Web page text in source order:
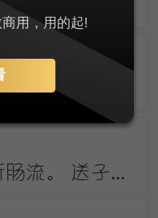
用，用的起!